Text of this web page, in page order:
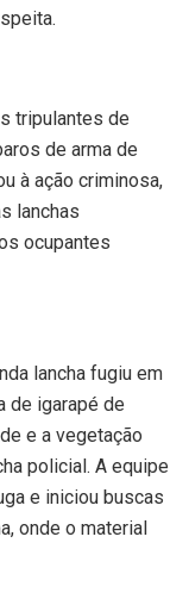
tripulantes de
de arma de
à ação criminosa,
lanchas
ocupantes
lancha fugiu em
de igarapé de
e a vegetação
policial. A equipe
e iniciou buscas
onde o material